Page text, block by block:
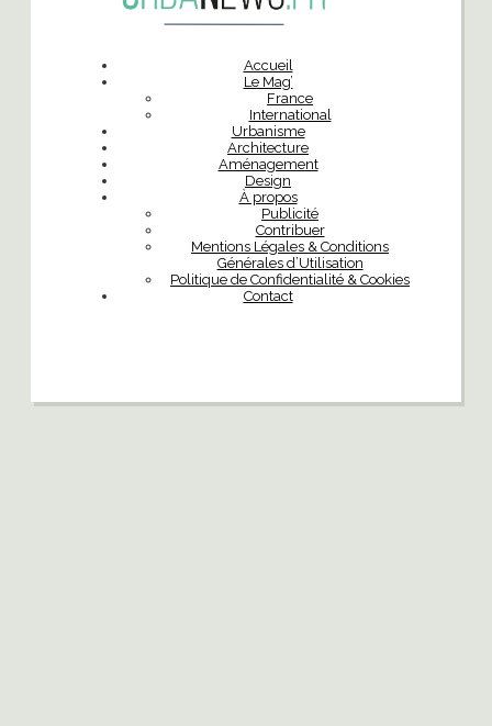
Accueil
Le Mag’
France
International
Urbanisme
Architecture
Aménagement
Design
À propos
Publicité
Contribuer
Mentions Légales & Conditions
Générales d’Utilisation
Politique de Confidentialité & Cookies
Contact